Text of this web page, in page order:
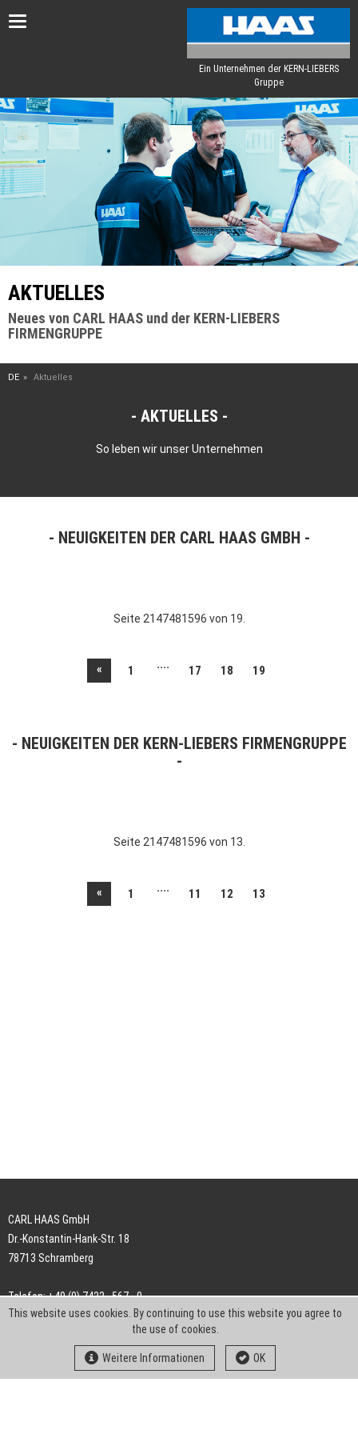
Toggle
Ein Unternehmen der KERN-LIEBERS
Gruppe
AKTUELLES
Neues von CARL HAAS und der KERN-LIEBERS
FIRMENGRUPPE
DE Aktuelles
AKTUELLES
So leben wir unser Unternehmen
NEUIGKEITEN DER CARL HAAS GMBH
Seite 2147481596 von 19.
« 1 .... 17 18 19
NEUIGKEITEN DER KERN-LIEBERS FIRMENGRUPPE
Seite 2147481596 von 13.
« 1 .... 11 12 13
CARL HAAS GmbH
Dr.-Konstantin-Hank-Str. 18
78713 Schramberg
Telefon: +49 (0) 7422 . 567 - 0
Telefax: +49 (0) 7422 . 567 - 239
info-ch@kern-liebers.com
This website uses cookies. By continuing to use this website you agree to
the use of cookies.
Weitere Informationen OK